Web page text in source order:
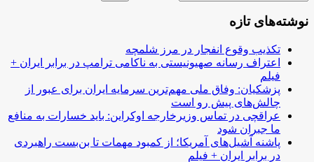
نوشته‌های تازه
تکذیب وقوع انفجار در مرز شلمچه
اعتراف رسانه صهیونیستی به ناکامی ترامپ در برابر ایران +
فیلم
پزشکیان: وفاق ملی مهم‌ترین سرمایه ایران برای عبور از
چالش‌های پیش رو است
عراقچی در تماس وزیرخارجه اوکراین: باید خسارات به منافع
ما جبران شود
پاشنه آشیل‌های آمریکا؛ از کمبود مهمات تا بن‌بست راهبردی
در برابر ایران + فیلم